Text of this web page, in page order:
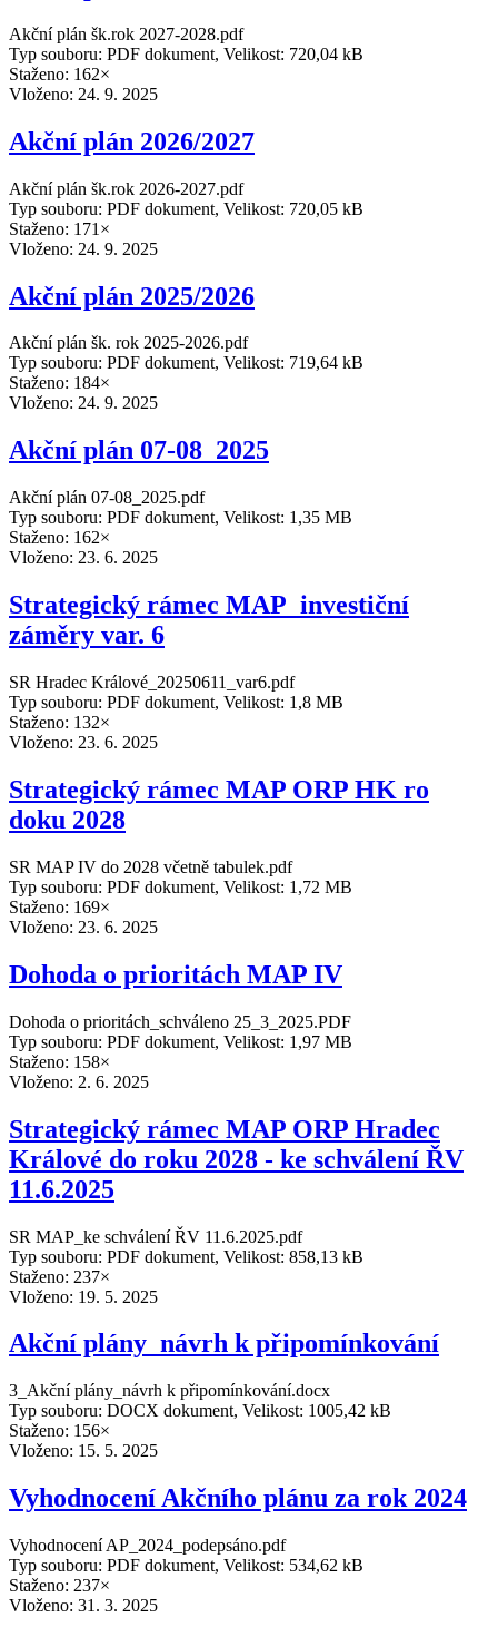
Akční plán šk.rok 2027-2028.pdf
Typ souboru: PDF dokument, Velikost: 720,04 kB
Staženo: 162×
Vloženo: 24. 9. 2025
Akční plán 2026/2027
Akční plán šk.rok 2026-2027.pdf
Typ souboru: PDF dokument, Velikost: 720,05 kB
Staženo: 171×
Vloženo: 24. 9. 2025
Akční plán 2025/2026
Akční plán šk. rok 2025-2026.pdf
Typ souboru: PDF dokument, Velikost: 719,64 kB
Staženo: 184×
Vloženo: 24. 9. 2025
Akční plán 07-08_2025
Akční plán 07-08_2025.pdf
Typ souboru: PDF dokument, Velikost: 1,35 MB
Staženo: 162×
Vloženo: 23. 6. 2025
Strategický rámec MAP_investiční
záměry var. 6
SR Hradec Králové_20250611_var6.pdf
Typ souboru: PDF dokument, Velikost: 1,8 MB
Staženo: 132×
Vloženo: 23. 6. 2025
Strategický rámec MAP ORP HK ro
doku 2028
SR MAP IV do 2028 včetně tabulek.pdf
Typ souboru: PDF dokument, Velikost: 1,72 MB
Staženo: 169×
Vloženo: 23. 6. 2025
Dohoda o prioritách MAP IV
Dohoda o prioritách_schváleno 25_3_2025.PDF
Typ souboru: PDF dokument, Velikost: 1,97 MB
Staženo: 158×
Vloženo: 2. 6. 2025
Strategický rámec MAP ORP Hradec
Králové do roku 2028 - ke schválení ŘV
11.6.2025
SR MAP_ke schválení ŘV 11.6.2025.pdf
Typ souboru: PDF dokument, Velikost: 858,13 kB
Staženo: 237×
Vloženo: 19. 5. 2025
Akční plány_návrh k připomínkování
3_Akční plány_návrh k připomínkování.docx
Typ souboru: DOCX dokument, Velikost: 1005,42 kB
Staženo: 156×
Vloženo: 15. 5. 2025
Vyhodnocení Akčního plánu za rok 2024
Vyhodnocení AP_2024_podepsáno.pdf
Typ souboru: PDF dokument, Velikost: 534,62 kB
Staženo: 237×
Vloženo: 31. 3. 2025